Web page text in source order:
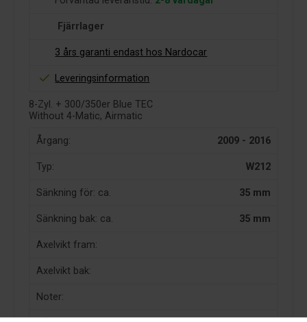
Fjärrlager
3 års garanti endast hos Nardocar
Leveringsinformation
8-Zyl. + 300/350er Blue TEC
Without 4-Matic, Airmatic
Årgang: 2009 - 2016
Typ: W212
Sänkning för: ca. 35 mm
Sänkning bak: ca. 35 mm
Axelvikt fram:
Axelvikt bak:
Noter: